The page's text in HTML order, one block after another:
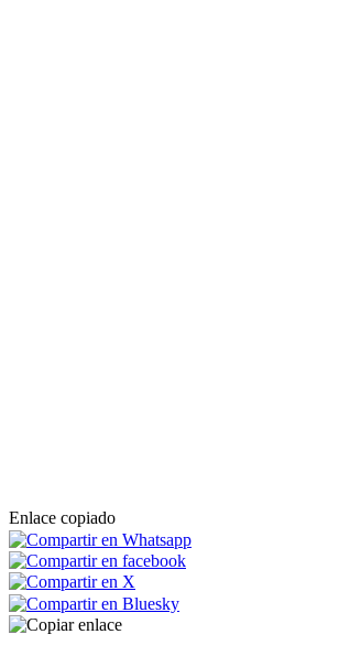
Enlace copiado